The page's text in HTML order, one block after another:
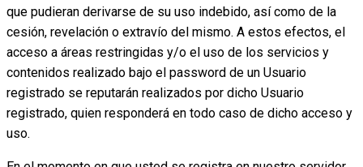
que pudieran derivarse de su uso indebido, así como de la
cesión, revelación o extravío del mismo. A estos efectos, el
acceso a áreas restringidas y/o el uso de los servicios y
contenidos realizado bajo el password de un Usuario
registrado se reputarán realizados por dicho Usuario
registrado, quien responderá en todo caso de dicho acceso y
uso.